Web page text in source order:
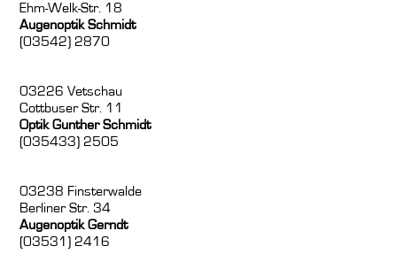
Ehm-Welk-Str. 18
Augenoptik Schmidt
(03542) 2870
03226 Vetschau
Cottbuser Str. 11
Optik Gunther Schmidt
(035433) 2505
03238 Finsterwalde
Berliner Str. 34
Augenoptik Gerndt
(03531) 2416